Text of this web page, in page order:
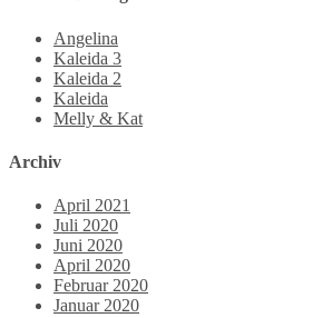
Angelina
Kaleida 3
Kaleida 2
Kaleida
Melly & Kat
Archiv
April 2021
Juli 2020
Juni 2020
April 2020
Februar 2020
Januar 2020